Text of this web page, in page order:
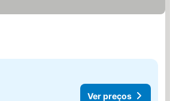
Ver preços